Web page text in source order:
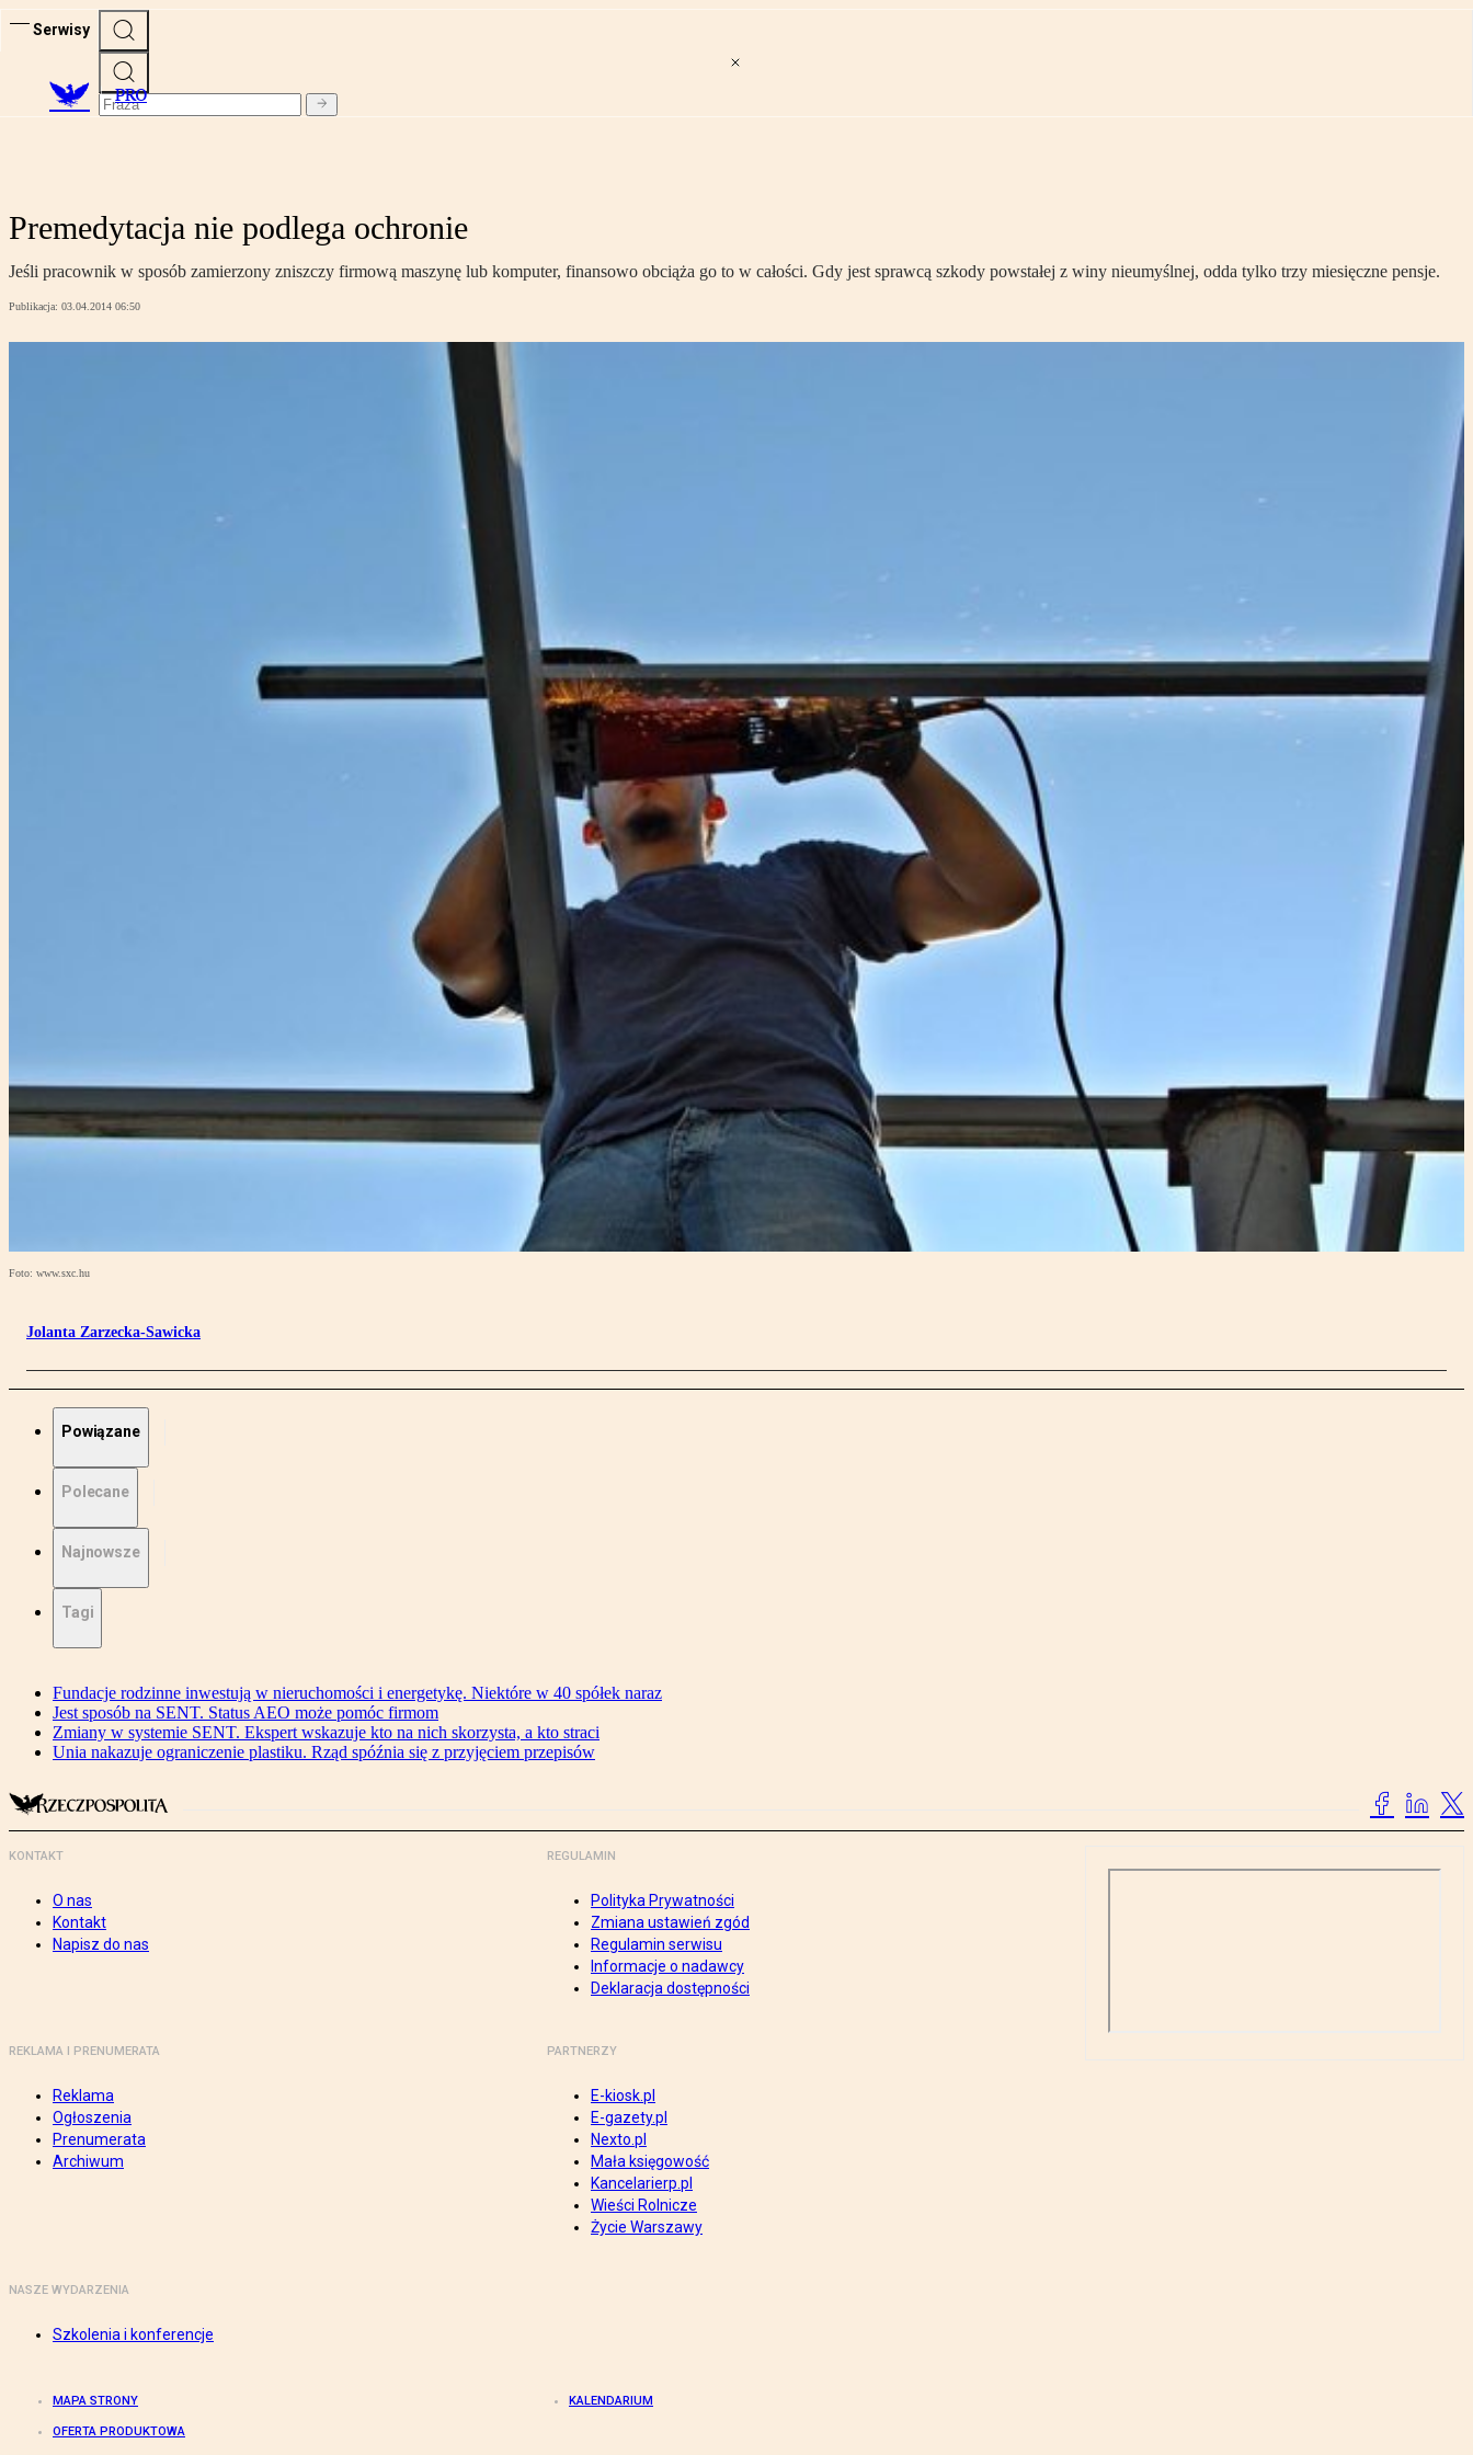
Serwisy
PRO
Premedytacja nie podlega ochronie
Jeśli pracownik w sposób zamierzony zniszczy firmową maszynę lub komputer, finansowo obciąża go to w całości. Gdy jest sprawcą szkody powstałej z winy nieumyślnej, odda tylko trzy miesięczne pensje.
Publikacja: 03.04.2014 06:50
Foto: www.sxc.hu
Jolanta Zarzecka-Sawicka
Powiązane
Polecane
Najnowsze
Tagi
Fundacje rodzinne inwestują w nieruchomości i energetykę. Niektóre w 40 spółek naraz
Jest sposób na SENT. Status AEO może pomóc firmom
Zmiany w systemie SENT. Ekspert wskazuje kto na nich skorzysta, a kto straci
Unia nakazuje ograniczenie plastiku. Rząd spóźnia się z przyjęciem przepisów
KONTAKT
O nas
Kontakt
Napisz do nas
REGULAMIN
Polityka Prywatności
Zmiana ustawień zgód
Regulamin serwisu
Informacje o nadawcy
Deklaracja dostępności
REKLAMA I PRENUMERATA
Reklama
Ogłoszenia
Prenumerata
Archiwum
PARTNERZY
E-kiosk.pl
E-gazety.pl
Nexto.pl
Mała księgowość
Kancelarierp.pl
Wieści Rolnicze
Życie Warszawy
NASZE WYDARZENIA
Szkolenia i konferencje
MAPA STRONY KALENDARIUM
OFERTA PRODUKTOWA